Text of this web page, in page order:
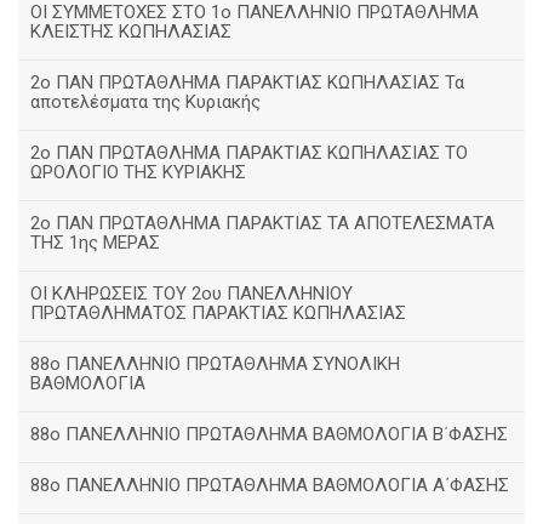
ΟΙ ΣΥΜΜΕΤΟΧΕΣ ΣΤΟ 1ο ΠΑΝΕΛΛΗΝΙΟ ΠΡΩΤΑΘΛΗΜΑ
ΚΛΕΙΣΤΗΣ ΚΩΠΗΛΑΣΙΑΣ
2ο ΠΑΝ ΠΡΩΤΑΘΛΗΜΑ ΠΑΡΑΚΤΙΑΣ ΚΩΠΗΛΑΣΙΑΣ Τα
αποτελέσματα της Κυριακής
2ο ΠΑΝ ΠΡΩΤΑΘΛΗΜΑ ΠΑΡΑΚΤΙΑΣ ΚΩΠΗΛΑΣΙΑΣ ΤΟ
ΩΡΟΛΟΓΙΟ ΤΗΣ ΚΥΡΙΑΚΗΣ
2ο ΠΑΝ ΠΡΩΤΑΘΛΗΜΑ ΠΑΡΑΚΤΙΑΣ ΤΑ ΑΠΟΤΕΛΕΣΜΑΤΑ
ΤΗΣ 1ης ΜΕΡΑΣ
ΟΙ ΚΛΗΡΩΣΕΙΣ ΤΟΥ 2ου ΠΑΝΕΛΛΗΝΙΟΥ
ΠΡΩΤΑΘΛΗΜΑΤΟΣ ΠΑΡΑΚΤΙΑΣ ΚΩΠΗΛΑΣΙΑΣ
88ο ΠΑΝΕΛΛΗΝΙΟ ΠΡΩΤΑΘΛΗΜΑ ΣΥΝΟΛΙΚΗ
ΒΑΘΜΟΛΟΓΙΑ
88ο ΠΑΝΕΛΛΗΝΙΟ ΠΡΩΤΑΘΛΗΜΑ ΒΑΘΜΟΛΟΓΙΑ Β΄ΦΑΣΗΣ
88ο ΠΑΝΕΛΛΗΝΙΟ ΠΡΩΤΑΘΛΗΜΑ ΒΑΘΜΟΛΟΓΙΑ Α΄ΦΑΣΗΣ